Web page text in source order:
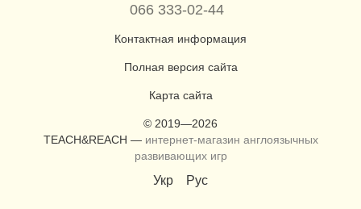
066 333-02-44
Контактная информация
Полная версия сайта
Карта сайта
© 2019—2026
TEACH&REACH — интернет-магазин англоязычных
развивающих игр
Укр Рус